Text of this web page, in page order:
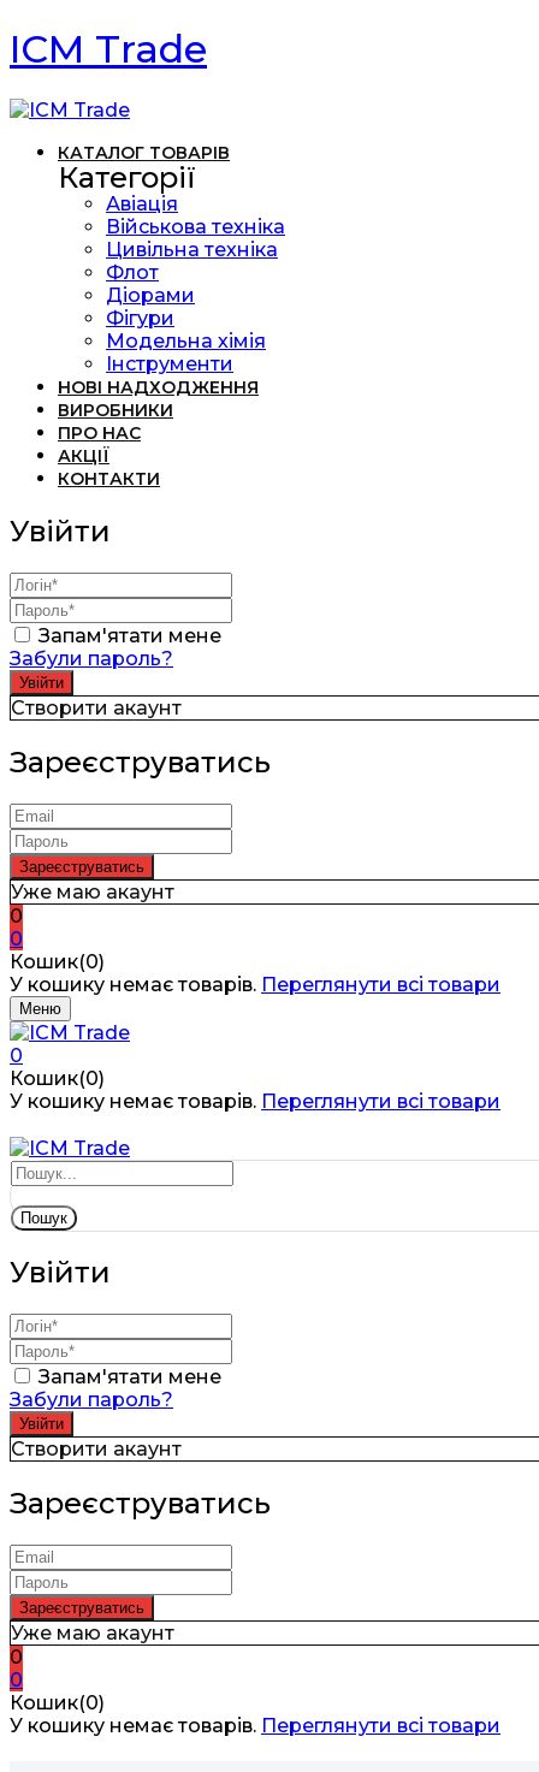
ICM Trade
КАТАЛОГ ТОВАРІВ
Категорії
Авіація
Військова техніка
Цивільна техніка
Флот
Діорами
Фігури
Модельна хімія
Інструменти
НОВІ НАДХОДЖЕННЯ
ВИРОБНИКИ
ПРО НАС
АКЦІЇ
КОНТАКТИ
Увійти
Запам'ятати мене
Забули пароль?
Створити акаунт
Зареєструватись
Уже маю акаунт
0
0
Кошик(0)
У кошику немає товарів. Переглянути всі товари
Меню
0
Кошик(0)
У кошику немає товарів. Переглянути всі товари
Пошук
Увійти
Запам'ятати мене
Забули пароль?
Створити акаунт
Зареєструватись
Уже маю акаунт
0
0
Кошик(0)
У кошику немає товарів. Переглянути всі товари